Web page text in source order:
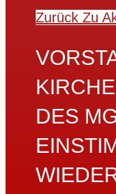
Zurück Zu
DES